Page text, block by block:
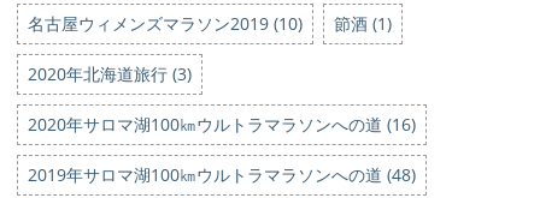
名古屋ウィメンズマラソン2019 (10) 節酒 (1)
2020年北海道旅行 (3)
2020年サロマ湖100㎞ウルトラマラソンへの道 (16)
2019年サロマ湖100㎞ウルトラマラソンへの道 (48)